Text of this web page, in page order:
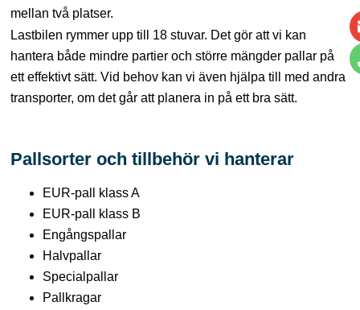
mellan två platser.
Lastbilen rymmer upp till 18 stuvar. Det gör att vi kan
hantera både mindre partier och större mängder pallar på
ett effektivt sätt. Vid behov kan vi även hjälpa till med andra
transporter, om det går att planera in på ett bra sätt.
Pallsorter och tillbehör vi hanterar
EUR-pall klass A
EUR-pall klass B
Engångspallar
Halvpallar
Specialpallar
Pallkragar